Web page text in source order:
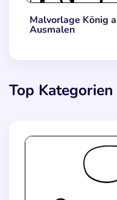
Malvorlage König
Ausmalen
Top Kategorien